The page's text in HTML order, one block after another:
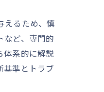
えるため、慎
など、専門的
体系的に解説
基準とトラブ